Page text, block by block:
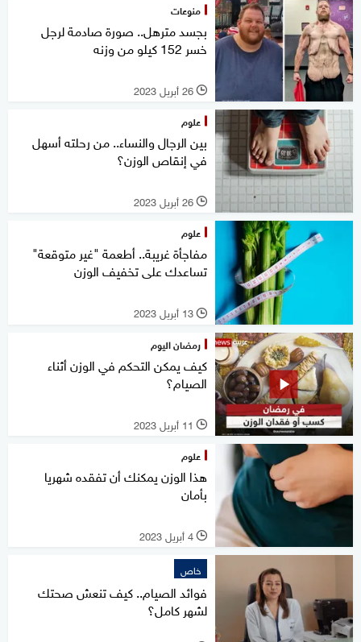
منوعات
بجسد مترهل.. صورة صادمة لرجل
خسر 152 كيلو من وزنه
l 26 أبريل 2023
علوم
بين الرجال والنساء.. من رحلته أسهل
في إنقاص الوزن؟
l 26 أبريل 2023
علوم
مفاجأة غريبة.. أطعمة "غير متوقعة"
تساعدك على تخفيف الوزن
l 13 أبريل 2023
رمضان اليوم
كيف يمكن التحكم في الوزن أثناء
الصيام؟
l 11 أبريل 2023
علوم
هذا الوزن يمكنك أن تفقده شهريا
بأمان
l 4 أبريل 2023
خاص
فوائد الصيام.. كيف تنعش صحتك
لشهر كامل؟